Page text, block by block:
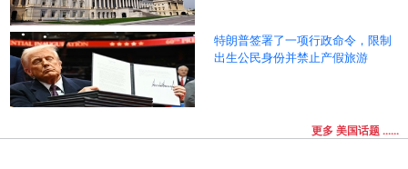
特朗普签署了一项行政命令，限制
出生公民身份并禁止产假旅游
更多 美国话题 ......